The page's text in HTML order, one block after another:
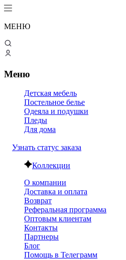
МЕНЮ
Меню
Детская мебель
Постельное белье
Одеяла и подушки
Пледы
Для дома
Узнать статус заказа
Коллекции
О компании
Доставка и оплата
Возврат
Реферальная программа
Оптовым клиентам
Контакты
Партнеры
Блог
Помощь в Телеграмм